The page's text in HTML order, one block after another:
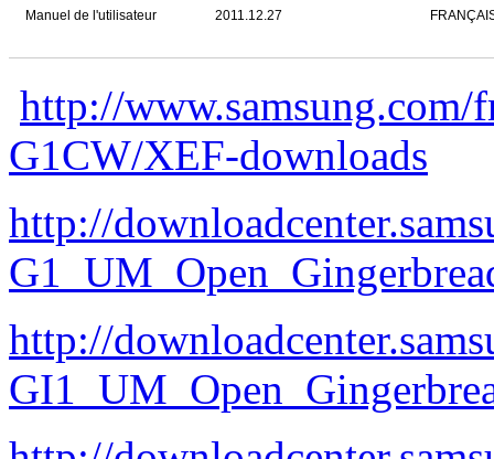
Manuel de l'utilisateur 2011.12.27
http://
G1CW/XEF-downloads
http://
http://